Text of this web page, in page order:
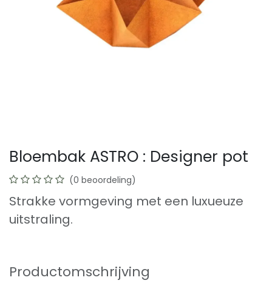
Bloembak ASTRO : Designer pot
(0 beoordeling)
Strakke vormgeving met een luxueuze
uitstraling.
Productomschrijving